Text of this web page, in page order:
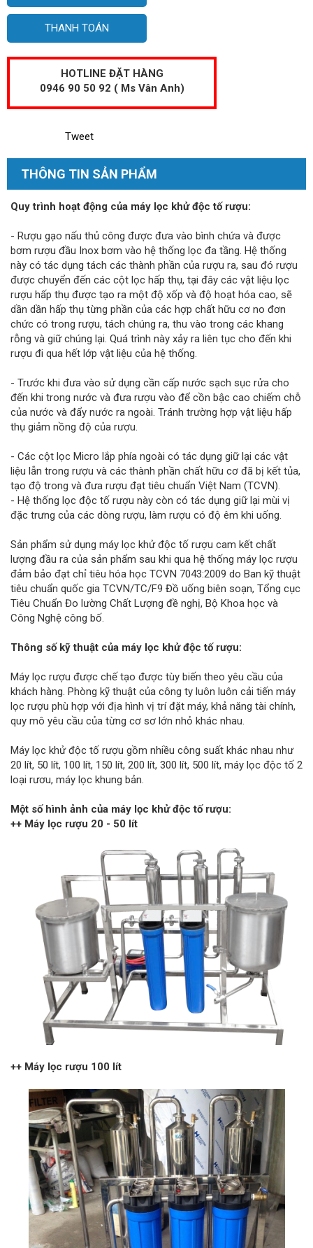
THANH TOÁN
HOTLINE ĐẶT HÀNG
0946 90 50 92 ( Ms Vân Anh)
Tweet
THÔNG TIN SẢN PHẨM
Quy trình hoạt động của máy lọc khử độc tố rượu:
- Rượu gạo nấu thủ công được đưa vào bình chứa và được
bơm rượu đầu Inox bơm vào hệ thống lọc đa tầng. Hệ thống
này có tác dụng tách các thành phần của rượu ra, sau đó rượu
được chuyển đến các cột lọc hấp thụ, tại đây các vật liệu lọc
rượu hấp thụ được tạo ra một độ xốp và độ hoạt hóa cao, sẽ
dần dần hấp thụ từng phần của các hợp chất hữu cơ no đơn
chức có trong rượu, tách chúng ra, thu vào trong các khang
rỗng và giữ chúng lại. Quá trình này xảy ra liên tục cho đến khi
rượu đi qua hết lớp vật liệu của hệ thống.
- Trước khi đưa vào sử dụng cần cấp nước sạch sục rửa cho
đến khi trong nước và đưa rượu vào để cồn bậc cao chiếm chỗ
của nước và đẩy nước ra ngoài. Tránh trường hợp vật liệu hấp
thụ giảm nồng độ của rượu.
- Các cột lọc Micro lắp phía ngoài có tác dụng giữ lại các vật
liệu lẫn trong rượu và các thành phần chất hữu cơ đã bị kết tủa,
tạo độ trong và đưa rượu đạt tiêu chuẩn Việt Nam (TCVN).
- Hệ thống lọc độc tố rượu này còn có tác dụng giữ lại mùi vị
đặc trưng của các dòng rượu, làm rượu có độ êm khi uống.
Sản phẩm sử dụng máy lọc khử độc tố rượu cam kết chất
lượng đầu ra của sản phẩm sau khi qua hệ thống máy lọc rượu
đảm bảo đạt chỉ tiêu hóa học TCVN 7043:2009 do Ban kỹ thuật
tiêu chuẩn quốc gia TCVN/TC/F9 Đồ uống biên soạn, Tổng cục
Tiêu Chuẩn Đo lường Chất Lượng đề nghị, Bộ Khoa học và
Công Nghệ công bố.
Thông số kỹ thuật của máy lọc khử độc tố rượu:
Máy lọc rượu được chế tạo được tùy biến theo yêu cầu của
khách hàng. Phòng kỹ thuật của công ty luôn luôn cải tiến máy
lọc rượu phù hợp với địa hình vị trí đặt máy, khả năng tài chính,
quy mô yêu cầu của từng cơ sơ lớn nhỏ khác nhau.
Máy lọc khử độc tố rượu gồm nhiều công suất khác nhau như
20 lít, 50 lít, 100 lít, 150 lít, 200 lít, 300 lít, 500 lít, máy lọc độc tố 2
loại rươu, máy lọc khung bản.
Một số hình ảnh của máy lọc khử độc tố rượu:
++ Máy lọc rượu 20 - 50 lít
++ Máy lọc rượu 100 lít